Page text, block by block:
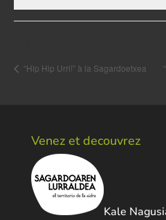
“Hip Hip Urri!” à la Sagardoetxea
Venez et decouvrez
Kale